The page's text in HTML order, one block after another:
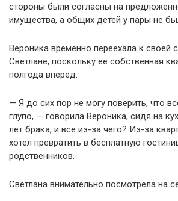
стороны были согласны на
имущества, а общих детей у пары не
Вероника временно переехала к своей
Светлане, поскольку ее собственная
полгода вперед.
— Я до сих пор не могу поверить, что
глупо, — говорила Вероника, сидя на
лет брака, и все из-за чего? Из-за
хотел превратить в бесплатную
родственников.
Светлана внимательно посмотрела на